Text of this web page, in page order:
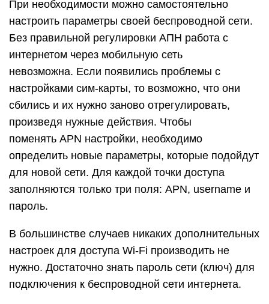
При необходимости можно самостоятельно
настроить параметры своей беспроводной сети.
Без правильной регулировки АПН работа с
интернетом через мобильную сеть
невозможна. Если появились проблемы с
настройками сим-карты, то возможно, что они
сбились и их нужно заново отрегулировать,
произведя нужные действия. Чтобы
поменять APN настройки, необходимо
определить новые параметры, которые подойдут
для новой сети. Для каждой точки доступа
заполняются только три поля: APN, username и
пароль.
В большинстве случаев никаких дополнительных
настроек для доступа Wi-Fi производить не
нужно. Достаточно знать пароль сети (ключ) для
подключения к беспроводной сети интернета.